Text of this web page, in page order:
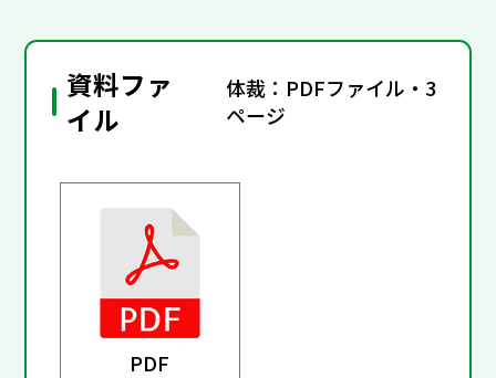
資料ファ
イル
体裁：PDFファイル・3
ページ
PDF